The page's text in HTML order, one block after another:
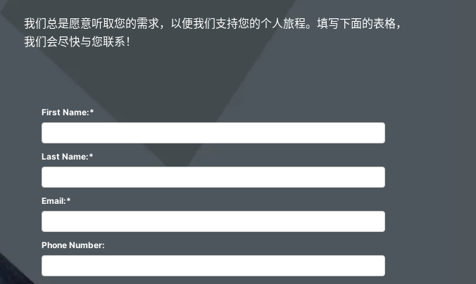
我们总是愿意听取您的需求，以便我们支持您的个人旅程。填写下面的表格，
我们会尽快与您联系！